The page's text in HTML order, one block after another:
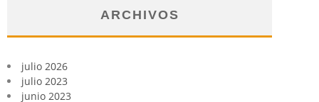
ARCHIVOS
julio 2026
julio 2023
junio 2023